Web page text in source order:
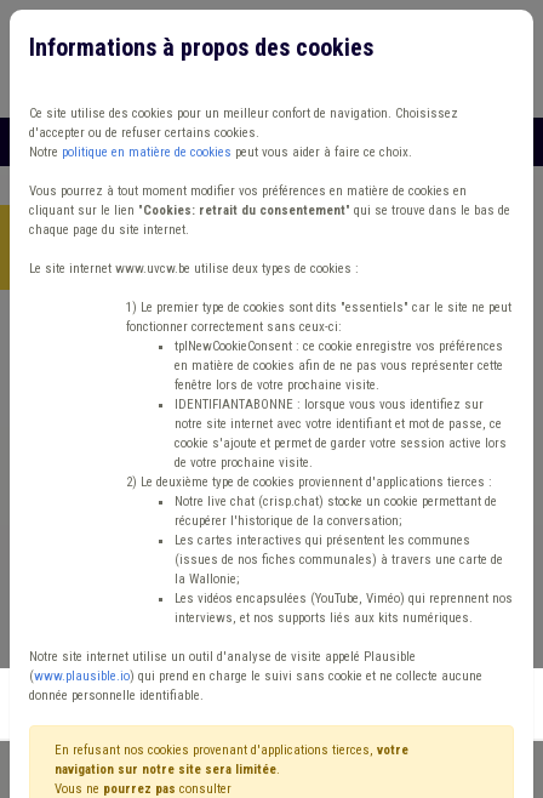
Accueil >Formations>Catalogue en ligne
publique/politique : construire et soigner votre e-réputation
Communication
Personnalité
publique/politique :
construire et soigner
votre e-réputation
S'inscrire en liste d'attente
Informations à propos des cookies
Ce site utilise des cookies pour un meilleur confort de navigation. Choisissez
d'accepter ou de refuser certains cookies.
Notre politique en matière de cookies peut vous aider à faire ce choix.
Vous pourrez à tout moment modifier vos préférences en matière de cookies en
cliquant sur le lien "Cookies: retrait du consentement" qui se trouve dans le bas de
chaque page du site internet.
Le site internet www.uvcw.be utilise deux types de cookies :
1) Le premier type de cookies sont dits "essentiels" car le site ne peut
fonctionner correctement sans ceux-ci:
tplNewCookieConsent : ce cookie enregistre vos préférences
en matière de cookies afin de ne pas vous représenter cette
fenêtre lors de votre prochaine visite.
IDENTIFIANTABONNE : lorsque vous vous identifiez sur
notre site internet avec votre identifiant et mot de passe, ce
cookie s'ajoute et permet de garder votre session active lors
de votre prochaine visite.
2) Le deuxième type de cookies proviennent d'applications tierces :
Notre live chat (crisp.chat) stocke un cookie permettant de
récupérer l'historique de la conversation;
Les cartes interactives qui présentent les communes
(issues de nos fiches communales) à travers une carte de
la Wallonie;
Les vidéos encapsulées (YouTube, Viméo) qui reprennent nos
interviews, et nos supports liés aux kits numériques.
Notre site internet utilise un outil d'analyse de visite appelé Plausible
(www.plausible.io) qui prend en charge le suivi sans cookie et ne collecte aucune
donnée personnelle identifiable.
En refusant nos cookies provenant d'applications tierces, votre
navigation sur notre site sera limitée.
Vous ne pourrez pas consulter